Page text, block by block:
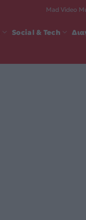
Mad Video
Social & Tech